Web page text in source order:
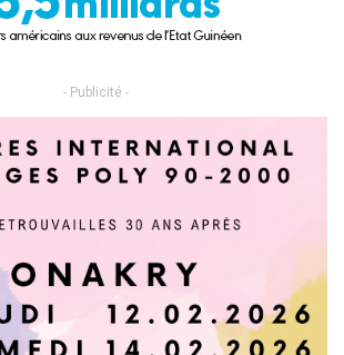
- Publicité -